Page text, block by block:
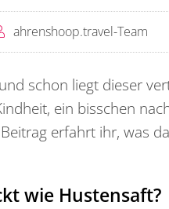
ahrenshoop.travel-Team
schon liegt dieser
ein bisschen
erfahrt ihr, was
wie Hustensaft?